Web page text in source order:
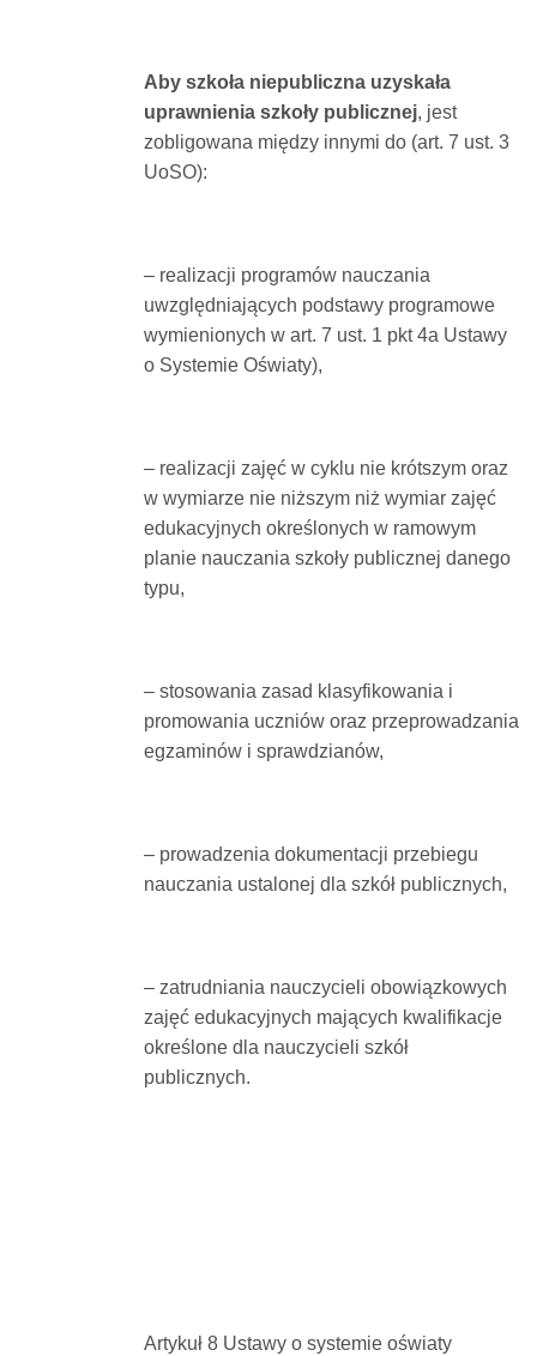
Aby szkoła niepubliczna uzyskała
uprawnienia szkoły publicznej, jest
zobligowana między innymi do (art. 7 ust. 3
UoSO):
– realizacji programów nauczania
uwzględniających podstawy programowe
wymienionych w art. 7 ust. 1 pkt 4a Ustawy
o Systemie Oświaty),
– realizacji zajęć w cyklu nie krótszym oraz
w wymiarze nie niższym niż wymiar zajęć
edukacyjnych określonych w ramowym
planie nauczania szkoły publicznej danego
typu,
– stosowania zasad klasyfikowania i
promowania uczniów oraz przeprowadzania
egzaminów i sprawdzianów,
– prowadzenia dokumentacji przebiegu
nauczania ustalonej dla szkół publicznych,
– zatrudniania nauczycieli obowiązkowych
zajęć edukacyjnych mających kwalifikacje
określone dla nauczycieli szkół
publicznych.
Artykuł 8 Ustawy o systemie oświaty